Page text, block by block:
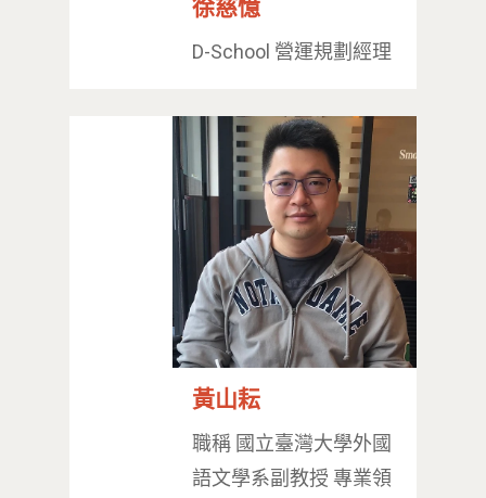
徐慈憶
D-School 營運規劃經理
黃山耘
職稱 國立臺灣大學外國
語文學系副教授 專業領